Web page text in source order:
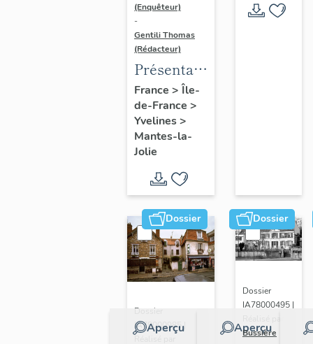
(Enquêteur)
-
Gentili Thomas
(Rédacteur)
Présentation
de l'étude
France > Île-
de-France >
Yvelines>
Mantes-la-
Jolie
Dossier
Aperçu
Dossier
IA78000985 |
Dossier
Aperçu
Dossier
IA78000495 |
Bussière